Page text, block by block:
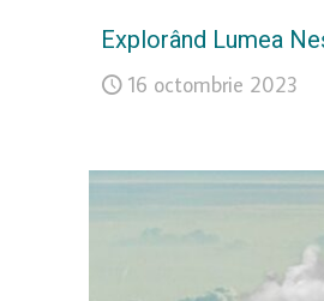
Explorând Lumea
16 octombrie 2023